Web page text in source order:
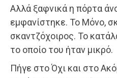
Αλλά ξαφνικά η πόρτα
εμφανίστηκε. Το Μόνο,
σκαντζόχοιρος. Το
το οποίο του ήταν μικρό.
Πήγε στο Όχι και στο